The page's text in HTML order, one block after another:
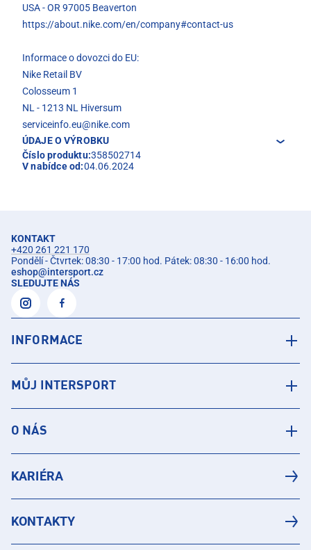
USA - OR 97005 Beaverton
https://about.nike.com/en/company#contact-us
Informace o dovozci do EU:
Nike Retail BV
Colosseum 1
NL - 1213 NL Hiversum
serviceinfo.eu@nike.com
ÚDAJE O VÝROBKU
Číslo produktu:358502714
V nabídce od:04.06.2024
KONTAKT
+420 261 221 170
Pondělí - Čtvrtek: 08:30 - 17:00 hod. Pátek: 08:30 - 16:00 hod.
eshop@intersport.cz
SLEDUJTE NÁS
INFORMACE
MŮJ INTERSPORT
O NÁS
KARIÉRA
KONTAKTY